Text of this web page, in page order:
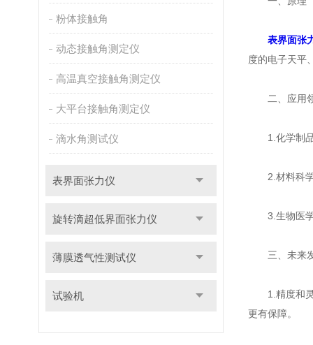
粉体接触角
动态接触角测定仪
高温真空接触角测定仪
大平台接触角测定仪
滴水角测试仪
表界面张力仪
旋转滴超低界面张力仪
薄膜透气性测试仪
试验机
表界面张
度的电子天平
二、应用
1.化学制品
2.材料科学
3.生物医学
三、未来
1.精度和灵
更有保障。